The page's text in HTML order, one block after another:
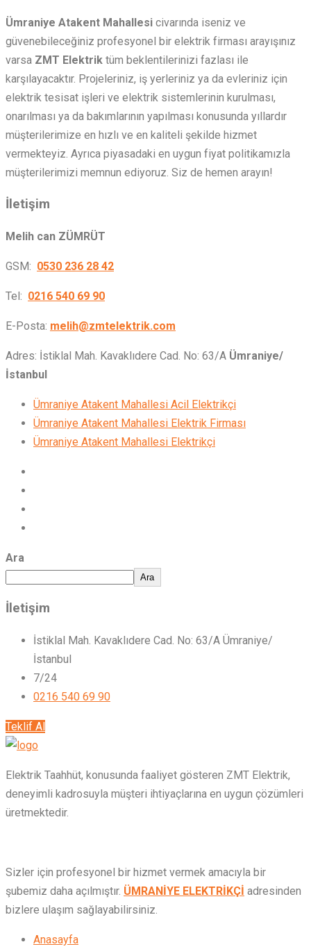
Ümraniye Atakent Mahallesi civarında iseniz ve
güvenebileceğiniz profesyonel bir elektrik firması arayışınız
varsa ZMT Elektrik tüm beklentilerinizi fazlası ile
karşılayacaktır. Projeleriniz, iş yerleriniz ya da evleriniz için
elektrik tesisat işleri ve elektrik sistemlerinin kurulması,
onarılması ya da bakımlarının yapılması konusunda yıllardır
müşterilerimize en hızlı ve en kaliteli şekilde hizmet
vermekteyiz. Ayrıca piyasadaki en uygun fiyat politikamızla
müşterilerimizi memnun ediyoruz. Siz de hemen arayın!
İletişim
Melih can ZÜMRÜT
GSM: 0530 236 28 42
Tel: 0216 540 69 90
E-Posta: melih@zmtelektrik.com
Adres: İstiklal Mah. Kavaklıdere Cad. No: 63/A Ümraniye/
İstanbul
Ümraniye Atakent Mahallesi Acil Elektrikçi
Ümraniye Atakent Mahallesi Elektrik Firması
Ümraniye Atakent Mahallesi Elektrikçi
Ara
Ara
İletişim
İstiklal Mah. Kavaklıdere Cad. No: 63/A Ümraniye/
İstanbul
7/24
0216 540 69 90
Teklif Al
Elektrik Taahhüt, konusunda faaliyet gösteren ZMT Elektrik,
deneyimli kadrosuyla müşteri ihtiyaçlarına en uygun çözümleri
üretmektedir.
Sizler için profesyonel bir hizmet vermek amacıyla bir
şubemiz daha açılmıştır. ÜMRANİYE ELEKTRİKÇİ adresinden
bizlere ulaşım sağlayabilirsiniz.
Anasayfa